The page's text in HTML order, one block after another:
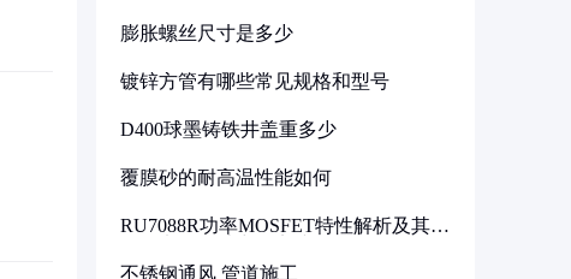
膨胀螺丝尺寸是多少
镀锌方管有哪些常见规格和型号
D400球墨铸铁井盖重多少
覆膜砂的耐高温性能如何
RU7088R功率MOSFET特性解析及其在
不锈钢通风 管道施工